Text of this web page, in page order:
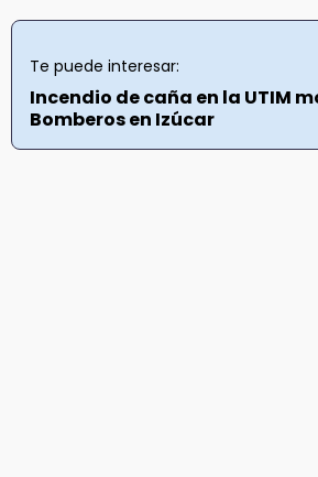
Te puede interesar:
Incendio de caña en la UTIM
Bomberos en Izúcar